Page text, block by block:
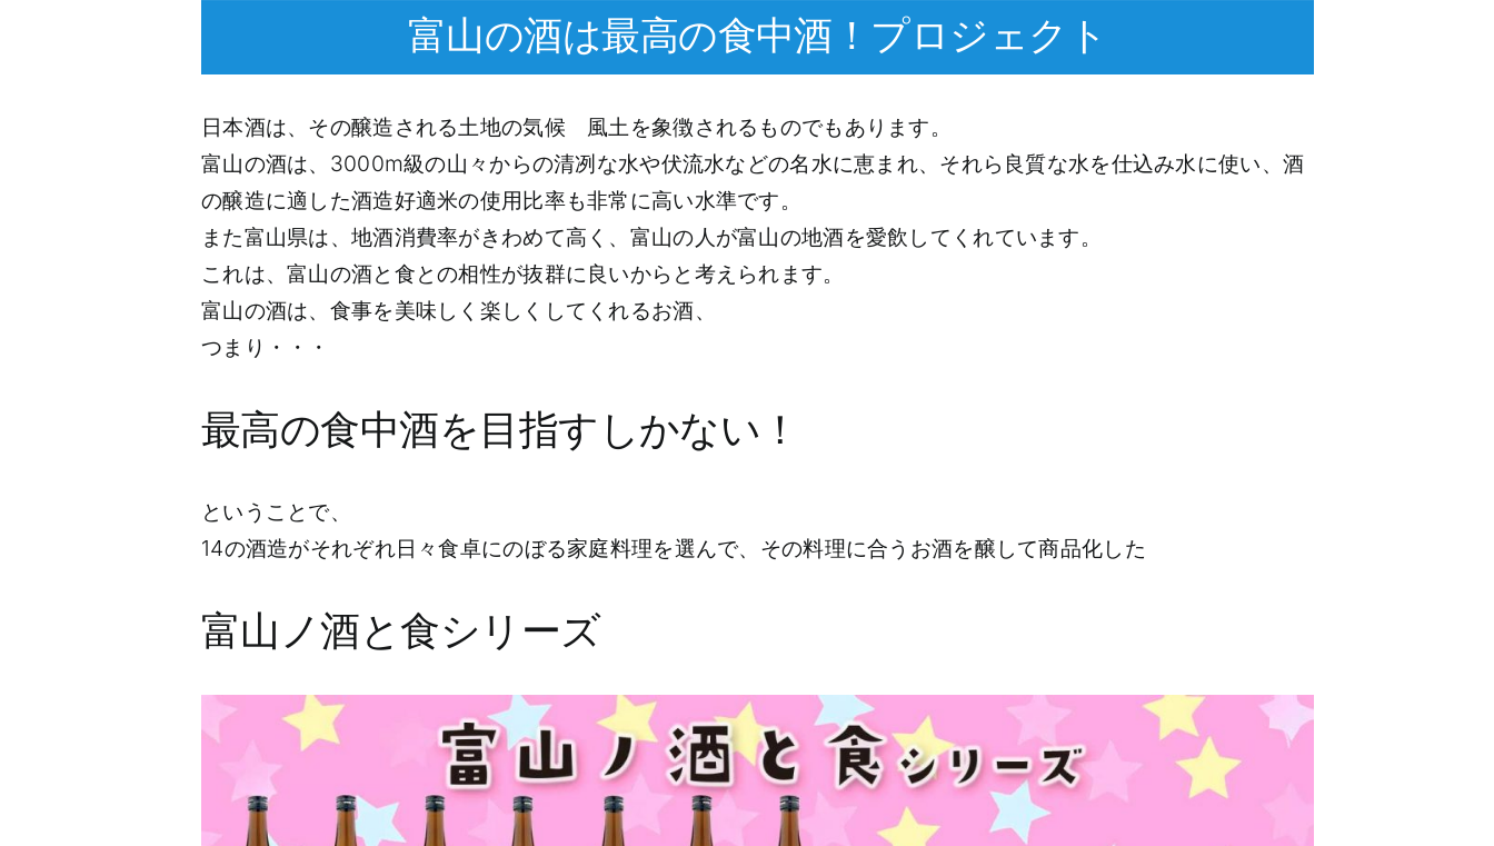
富山の酒は最高の食中酒！プロジェクト
日本酒は、その醸造される土地の気候 風土を象徴されるものでもあります。
富山の酒は、3000m級の山々からの清冽な水や伏流水などの名水に恵まれ、それら良質な水を仕込み水に使い、酒
の醸造に適した酒造好適米の使用比率も非常に高い水準です。
また富山県は、地酒消費率がきわめて高く、富山の人が富山の地酒を愛飲してくれています。
これは、富山の酒と食との相性が抜群に良いからと考えられます。
富山の酒は、食事を美味しく楽しくしてくれるお酒、
つまり・・・
最高の食中酒を目指すしかない！
ということで、
14の酒造がそれぞれ日々食卓にのぼる家庭料理を選んで、その料理に合うお酒を醸して商品化した
富山ノ酒と食シリーズ